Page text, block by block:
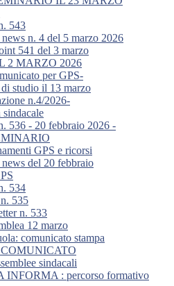
543
n. 4 del 5 marzo 2026
541 del 3 marzo
2 MARZO 2026
per GPS-
studio il 13 marzo
n.4/2026-
536 - 20 febbraio 2026 -
GPS e ricorsi
del 20 febbraio
534
535
n. 533
12 marzo
comunicato stampa
sindacali
INFORMA : percorso formativo